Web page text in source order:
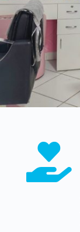
